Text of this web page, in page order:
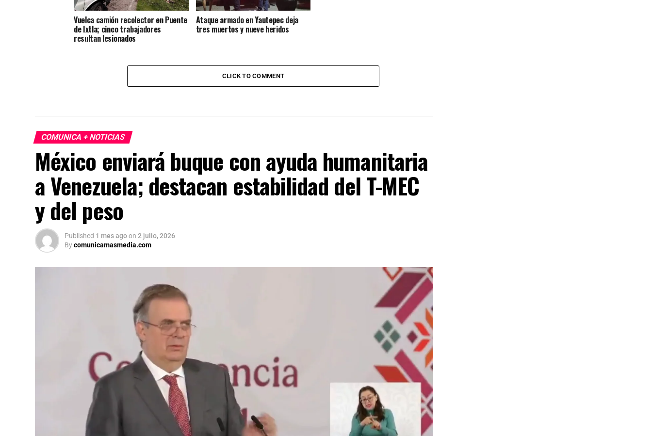
Vuelca camión recolector en Puente
de Ixtla; cinco trabajadores
resultan lesionados
Ataque armado en Yautepec deja
tres muertos y nueve heridos
CLICK TO COMMENT
COMUNICA + NOTICIAS
México enviará buque con ayuda humanitaria
a Venezuela; destacan estabilidad del T-MEC
y del peso
Published 1 mes agoon 2 julio, 2026
Bycomunicamasmedia.com